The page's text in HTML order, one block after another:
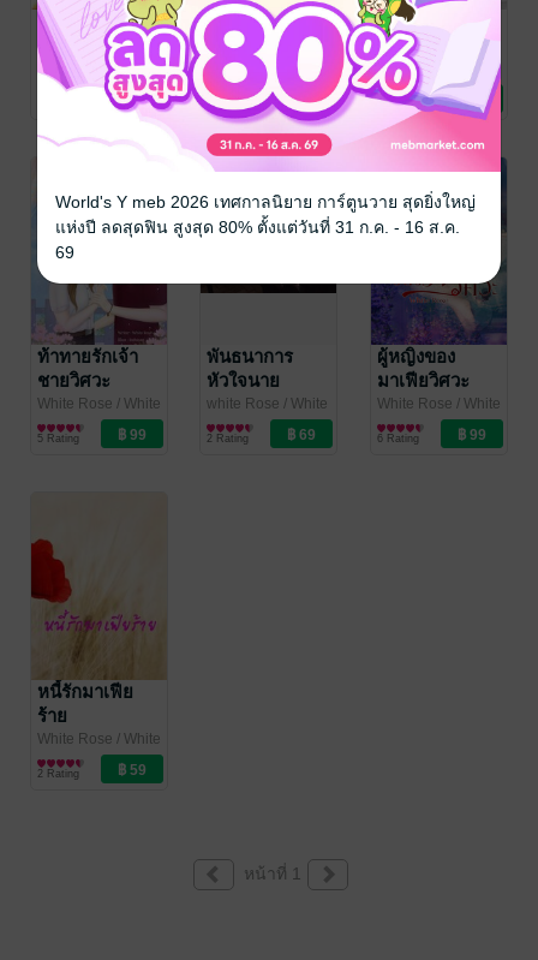
ตอนพิเศษแยก
สำหรับคนที่ไม่
ได้ซื้อเล่ม E-
BOOK SAYFA
White Rose/ White
Rose(2)
นิยายรัก
SAYFA ถลำรัก
White Rose
/ White
Rose(2)
นิยายรักวัยรุ่น
3 Rating
พลาดรักนาย
มาเฟีย
White Rose
/ White
Rose(2)
นิยายรักวัยรุ่น
3 Rating
ท้าทายรักเจ้า
ชายวิศวะ
White Rose / White
Rose(2)
นิยายรักวัยรุ่น
5 Rating
พันธนาการ
หัวใจนาย
มาเฟีย
white Rose / White
Rose(2)
นิยายรัก
2 Rating
ผู้หญิงของ
มาเฟียวิศวะ
White Rose / White
Rose(2)
นิยายรัก
6 Rating
หนี้รักมาเฟีย
ร้าย
White Rose / White
Rose(2)
นิยายรักวัยรุ่น
2 Rating
หน้าที่ 1
World's Y meb 2026 เทศกาลนิยาย การ์ตูนวาย สุดยิ่งใหญ่
แห่งปี ลดสุดฟิน สูงสุด 80% ตั้งแต่วันที่ 31 ก.ค. - 16 ส.ค.
69